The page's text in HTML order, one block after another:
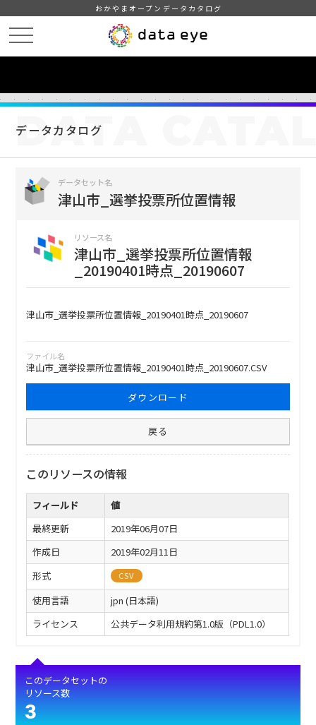
おかやまオープンデータカタログ
データカタログ
DATA
データセット名
津山市_選挙投票所位置情報
リソース名
津山市_選挙投票所位置情報
_20190401時点_20190607
津山市_選挙投票所位置情報_20190401時点_20190607
ファイル名
津山市_選挙投票所位置情報_20190401時点_20190607.CSV
ダウンロード
戻る
このリソースの情報
フィールド
値
最終更新
2019年06月07日
作成日
2019年02月11日
形式
CSV
使用言語
jpn (日本語)
ライセンス
公共データ利用規約第1.0版（PDL1.0）
このデータセットの
リソース数
3